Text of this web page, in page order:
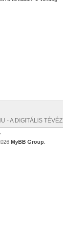
- A DIGITÁLIS
MyBB Group